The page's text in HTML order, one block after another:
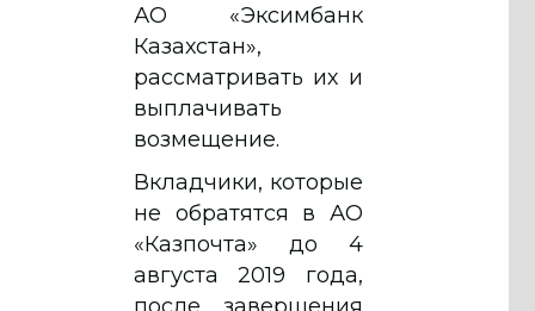
АО «Эксимбанк
Казахстан»,
рассматривать их и
выплачивать
возмещение.
Вкладчики, которые
не обратятся в АО
«Казпочта» до 4
августа 2019 года,